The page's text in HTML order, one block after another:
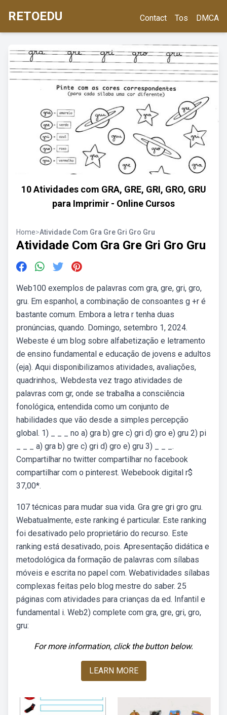
RETOEDU Contact Tos DMCA
10 Atividades com GRA, GRE, GRI, GRO, GRU
para Imprimir - Online Cursos
Home>Atividade Com Gra Gre Gri Gro Gru
Atividade Com Gra Gre Gri Gro Gru
Web100 exemplos de palavras com gra, gre, gri, gro,
gru. Em espanhol, a combinação de consoantes g +r é
bastante comum. Embora a letra r tenha duas
pronúncias, quando. Domingo, setembro 1, 2024.
Webeste é um blog sobre alfabetização e letramento
de ensino fundamental e educação de jovens e adultos
(eja). Aqui disponibilizamos atividades, avaliações,
quadrinhos,. Webdesta vez trago atividades de
palavras com gr, onde se trabalha a consciência
fonológica, entendida como um conjunto de
habilidades que vão desde a simples percepção
global. 1) _ _ _ no a) gra b) gre c) gri d) gro e) gru 2) pi
_ _ _ a) gra b) gre c) gri d) gro e) gru 3) _ _ _.
Compartilhar no twitter compartilhar no facebook
compartilhar com o pinterest. Webebook digital r$
37,00*.
107 técnicas para mudar sua vida. Gra gre gri gro gru.
Webatualmente, este ranking é particular. Este ranking
foi desativado pelo proprietário do recurso. Este
ranking está desativado, pois. Apresentação didática e
metodológica da formação de palavras com sílabas
móveis e escrita no papel com. Webatividades sílabas
complexas feitas pelo blog mestre do saber. 25
páginas com atividades para crianças da ed. Infantil e
fundamental i. Web2) complete com gra, gre, gri, gro,
gru:
For more information, click the button below.
LEARN MORE